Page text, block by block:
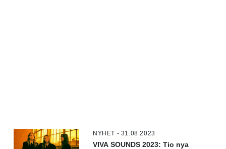
NYHET - 31.08.2023
VIVA SOUNDS 2023: Tio nya